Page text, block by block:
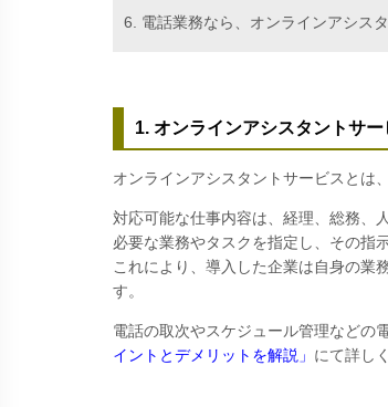
6. 電話業務なら、オンラインアシス
1. オンラインアシスタントサー
オンラインアシスタントサービスとは
対応可能な仕事内容は、経理、総務、
必要な業務やタスクを指定し、その指
これにより、導入した企業は自身の業
す。
電話の取次やスケジュール管理などの
イントとデメリットを解説」 にて詳し